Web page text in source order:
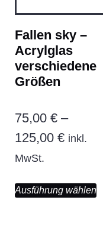
Fallen sky –
Acrylglas
verschiedene
Größen
75,00 € –
125,00 € inkl.
MwSt.
Ausführung wählen